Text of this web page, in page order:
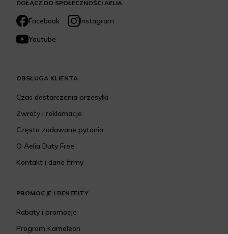
DOŁĄCZ DO SPOŁECZNOŚCI AELIA
Facebook
Instagram
Youtube
OBSŁUGA KLIENTA
Czas dostarczenia przesyłki
Zwroty i reklamacje
Często zadawane pytania
O Aelia Duty Free
Kontakt i dane firmy
PROMOCJE I BENEFITY
Rabaty i promocje
Program Kameleon